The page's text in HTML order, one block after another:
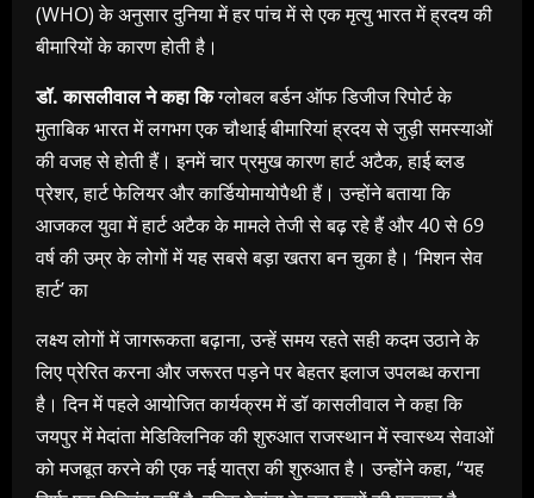
(WHO) के अनुसार दुनिया में हर पांच में से एक मृत्यु भारत में ह्रदय की
बीमारियों के कारण होती है।
डॉ. कासलीवाल ने कहा किग्लोबल बर्डन ऑफ डिजीज रिपोर्ट के
मुताबिक भारत में लगभग एक चौथाई बीमारियां ह्रदय से जुड़ी समस्याओं
की वजह से होती हैं। इनमें चार प्रमुख कारण हार्ट अटैक, हाई ब्लड
प्रेशर, हार्ट फेलियर और कार्डियोमायोपैथी हैं। उन्होंने बताया कि
आजकल युवा में हार्ट अटैक के मामले तेजी से बढ़ रहे हैं और 40 से 69
वर्ष की उम्र के लोगों में यह सबसे बड़ा खतरा बन चुका है। ‘मिशन सेव
हार्ट’ का
लक्ष्य लोगों में जागरूकता बढ़ाना, उन्हें समय रहते सही कदम उठाने के
लिए प्रेरित करना और जरूरत पड़ने पर बेहतर इलाज उपलब्ध कराना
है। दिन में पहले आयोजित कार्यक्रम में डॉ कासलीवाल ने कहा कि
जयपुर में मेदांता मेडिक्लिनिक की शुरुआत राजस्थान में स्वास्थ्य सेवाओं
को मजबूत करने की एक नई यात्रा की शुरुआत है। उन्होंने कहा, “यह